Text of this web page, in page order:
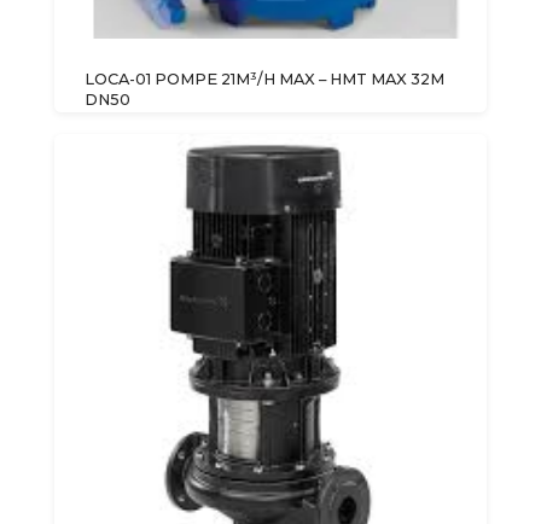
LOCA-01 POMPE 21M³/H MAX – HMT MAX 32M
DN50